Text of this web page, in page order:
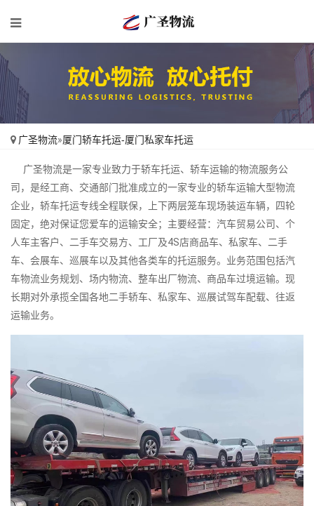
广圣物流»厦门轿车托运-厦门私家车托运
广圣物流是一家专业致力于轿车托运、轿车运输的物流服务公
司，是经工商、交通部门批准成立的一家专业的轿车运输大型物流
企业，轿车托运专线全程联保，上下两层笼车现场装运车辆，四轮
固定，绝对保证您爱车的运输安全；主要经营：汽车贸易公司、个
人车主客户、二手车交易方、工厂及4S店商品车、私家车、二手
车、会展车、巡展车以及其他各类车的托运服务。业务范围包括汽
车物流业务规划、场内物流、整车出厂物流、商品车过境运输。现
长期对外承揽全国各地二手轿车、私家车、巡展试驾车配载、往返
运输业务。